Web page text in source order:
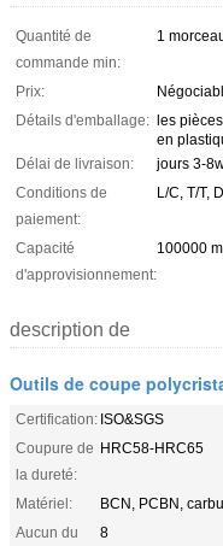
Quantité de
commande min:
1
Prix:
Détails d'emballage: les
en
Délai de livraison:
jours 3-
Conditions de
paiement:
L/C, T/T,
Capacité
d'approvisionnement:
100000
description de
Outils de coupe
Certification: ISO&SGS
Coupure de
la dureté:
HRC58-HRC65
Matériel:
BCN, PCBN,
Aucun du
8